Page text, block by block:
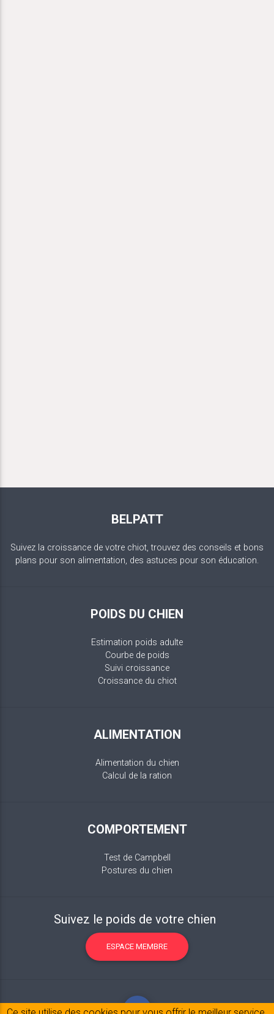
BELPATT
Suivez la croissance de votre chiot, trouvez des conseils et bons
plans pour son alimentation, des astuces pour son éducation.
POIDS DU CHIEN
Estimation poids adulte
Courbe de poids
Suivi croissance
Croissance du chiot
ALIMENTATION
Alimentation du chien
Calcul de la ration
COMPORTEMENT
Test de Campbell
Postures du chien
Suivez le poids de votre chien
ESPACE MEMBRE